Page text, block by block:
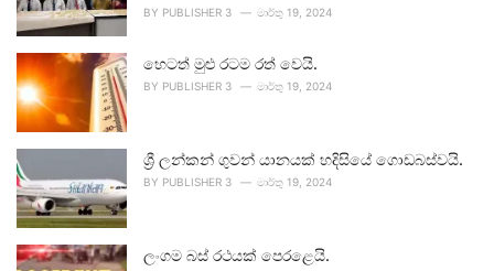
BY PUBLISHER 3 මාර්තු 19, 2024
හෙටත් මුළු රටම රත් වෙයි.
BY PUBLISHER 3 මාර්තු 19, 2024
ශ්‍රී ලන්කන් ගුවන් යානයක් හදිසියේ ගොඩබස්වයි.
BY PUBLISHER 3 මාර්තු 19, 2024
ලංගම බස් රථයක් පෙරළෙයි.